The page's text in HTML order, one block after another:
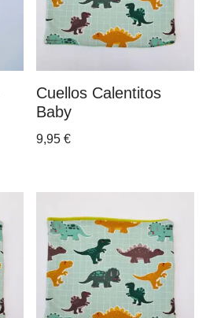
Cuellos Calentitos
Baby
9,95€